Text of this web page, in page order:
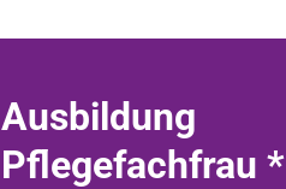
Ausbildung
Pflegefachfrau *